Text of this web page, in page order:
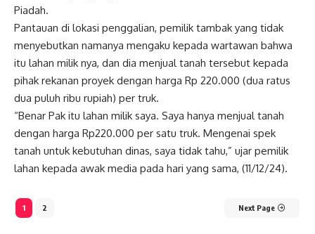
Piadah.
Pantauan di lokasi penggalian, pemilik tambak yang tidak
menyebutkan namanya mengaku kepada wartawan bahwa
itu lahan milik nya, dan dia menjual tanah tersebut kepada
pihak rekanan proyek dengan harga Rp 220.000 (dua ratus
dua puluh ribu rupiah) per truk.
“Benar Pak itu lahan milik saya. Saya hanya menjual tanah
dengan harga Rp220.000 per satu truk. Mengenai spek
tanah untuk kebutuhan dinas, saya tidak tahu,” ujar pemilik
lahan kepada awak media pada hari yang sama, (11/12/24).
1 2 Next Page